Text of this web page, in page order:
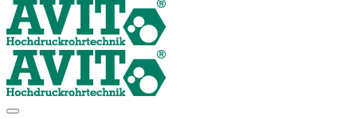
Navigations-